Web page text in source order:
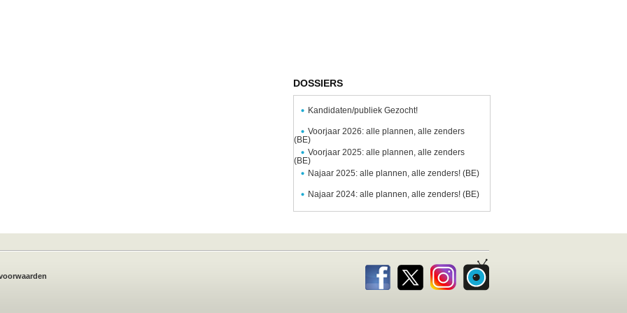
DOSSIERS
Kandidaten/publiek Gezocht!
Voorjaar 2026: alle plannen, alle zenders
(BE)
Voorjaar 2025: alle plannen, alle zenders
(BE)
Najaar 2025: alle plannen, alle zenders! (BE)
Najaar 2024: alle plannen, alle zenders! (BE)